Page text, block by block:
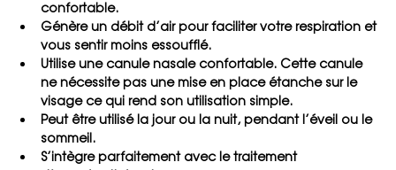
confortable.
Génère un débit d’air pour faciliter votre respiration et
vous sentir moins essoufflé.
Utilise une canule nasale confortable. Cette canule
ne nécessite pas une mise en place étanche sur le
visage ce qui rend son utilisation simple.
Peut être utilisé la jour ou la nuit, pendant l’éveil ou le
sommeil.
S’intègre parfaitement avec le traitement